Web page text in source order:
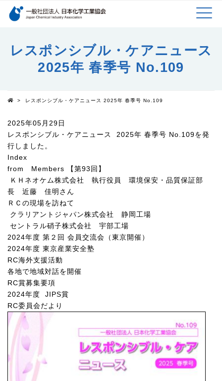
検索キーワード
レスポンシブル・ケアニュース
2025年 春季号 No.109
> レスポンシブル・ケアニュース 2025年 春季号 No.109
2025年05月29日
レスポンシブル・ケアニュース 2025年 春季号 No.109を発
行しました。
Index
from Members 【第93回】
ＫＨネオケム株式会社 執行役員 環境保安・品質保証部
長 近藤 佳明さん
ＲＣの現場を訪ねて
クラリアントジャパン株式会社 静岡工場
セントラル硝子株式会社 宇部工場
2024年度 第２回 会員交流会（東京開催）
2024年度 東京産業安全塾
RC海外支援活動
各地で地域対話を開催
RC賞募集要項
2024年度 JIPS賞
RC委員会だより